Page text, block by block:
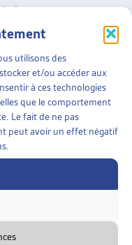
utilisons des
et/ou accéder aux
à ces technologies
que le comportement
Le fait de ne pas
peut avoir un effet négatif
le projet en lui
Les principales
de la retraite, sont
par l’Artias en lien.
de presse nov.